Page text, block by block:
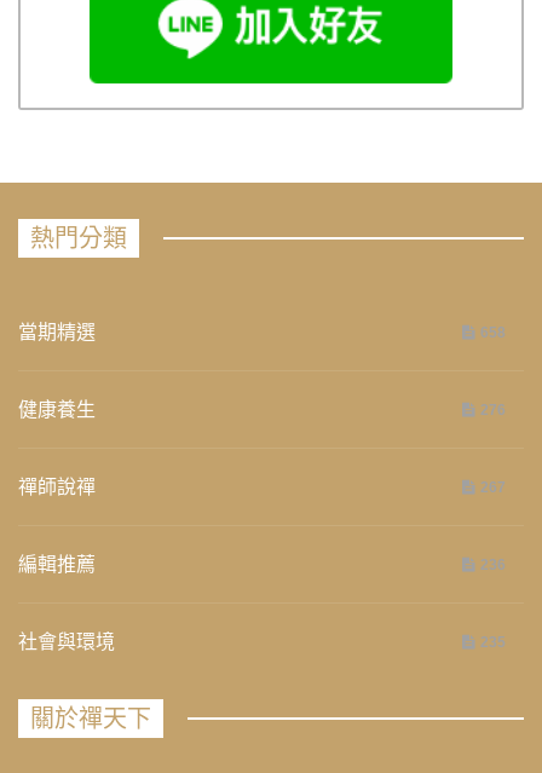
熱門分類
當期精選 658
健康養生 276
禪師說禪 267
編輯推薦 236
社會與環境 235
關於禪天下